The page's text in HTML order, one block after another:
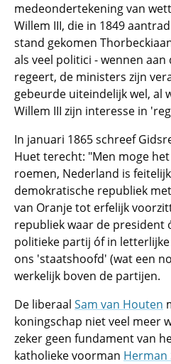
medeondertekening van
Willem III, die in 1849
stand gekomen
als veel politici - wennen
regeert, de ministers zijn
gebeurde uiteindelijk wel, al
Willem III zijn interesse in
In januari 1865 schreef
Huet terecht: "Men moge
roemen, Nederland is
demokratische republiek
van Oranje tot erfelijk
republiek waar de president
politieke partij óf in
ons 'staatshoofd' (wat een
werkelijk boven de partijen.
De liberaal Sam van Houten
koningschap niet veel meer
zeker geen fundament van
katholieke voorman Herman